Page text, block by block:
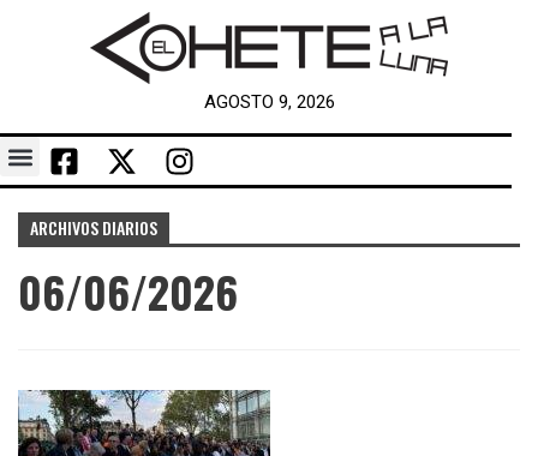
AGOSTO 9, 2026
ARCHIVOS DIARIOS
06/06/2026